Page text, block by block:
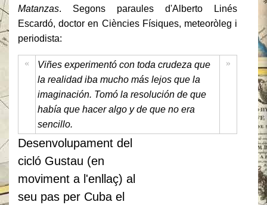
Matanzas. Segons paraules d'Alberto Linés
Escardó, doctor en Ciències Físiques, meteoròleg i
periodista:
«
Viñes experimentó con toda crudeza que
la realidad iba mucho más lejos que la
imaginación. Tomó la resolución de que
había que hacer algo y de que no era
sencillo.
»
Desenvolupament del
cicló Gustau (en
moviment a l'enllaç) al
seu pas per Cuba el